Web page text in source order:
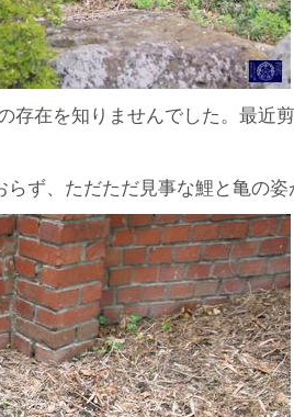
在を知りませんでした。最近
ず、ただただ見事な鯉と亀の姿